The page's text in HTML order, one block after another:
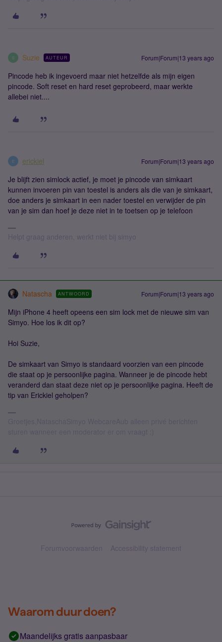
S Suzie AUTEUR Forum|Forum|13 years ago
Pincode heb ik ingevoerd maar niet hetzelfde als mijn eigen
pincode. Soft reset en hard reset geprobeerd, maar werkte
allebei niet....
E erickiel Forum|Forum|13 years ago
Je blijft zien simlock actief, je moet je pincode van simkaart
kunnen invoeren pin van toestel is anders als die van je simkaart,
doe anders je simkaart in een nader toestel en verwijder de pin
van je sim dan hoef je deze niet in te toetsen op je telefoon
Helpt graag anderen, werkt niet bij simyo
Natascha ANTWOORD Forum|Forum|13 years ago
Mijn iPhone 4 heeft opeens een sim lock met de nieuwe sim van
Simyo. Hoe los ik dit op?
Hoi Suzie,
De simkaart van Simyo is standaard voorzien van een pincode
die staat op je persoonlijke pagina. Wanneer je de pincode hebt
veranderd dan staat deze niet op je persoonlijke pagina. Heeft de
tip van Erickiel geholpen?
Forumvoorwaarden Accessibility statement
Waarom duur doen?
Maandelijks gratis aanpasbaar